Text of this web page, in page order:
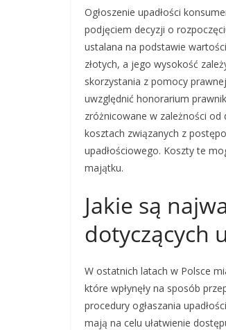
Ogłoszenie upadłości
podjęciem decyzji o
ustalana na podstawie
złotych, a jego wysokość
skorzystania z pomocy
uwzględnić honorarium
zróżnicowane w zależności
kosztach związanych z
upadłościowego. Koszty te
majątku.
Jakie są
dotyczących
W ostatnich latach w Polsce
które wpłynęły na sposób
procedury ogłaszania
mają na celu ułatwienie